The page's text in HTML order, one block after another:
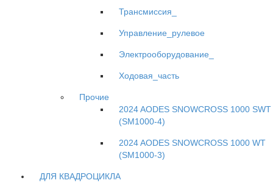
Трансмиссия_
Управление_рулевое
Электрооборудование_
Ходовая_часть
Прочие
2024 AODES SNOWCROSS 1000 SWT
(SM1000-4)
2024 AODES SNOWCROSS 1000 WT
(SM1000-3)
ДЛЯ КВАДРОЦИКЛА